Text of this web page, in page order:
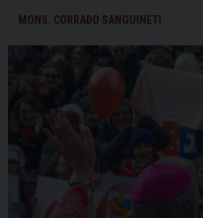
MONS. CORRADO SANGUINETI